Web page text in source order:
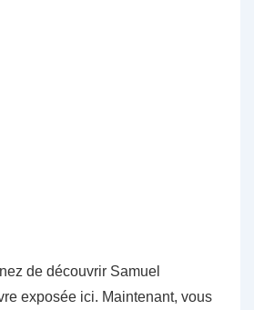
de découvrir Samuel
exposée ici. Maintenant, vous